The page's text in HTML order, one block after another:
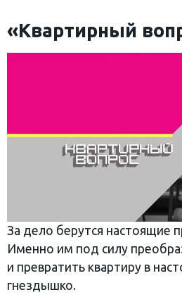
«Квартирный
За дело берутся настоящие
Именно им под силу
и превратить квартиру в
гнездышко.